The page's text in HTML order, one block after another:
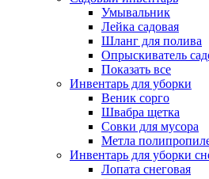
Умывальник
Лейка садовая
Шланг для полива
Опрыскиватель
Показать все
Инвентарь для уборки
Веник сорго
Швабра щетка
Совки для мусора
Метла
Инвентарь для уборки
Лопата снеговая